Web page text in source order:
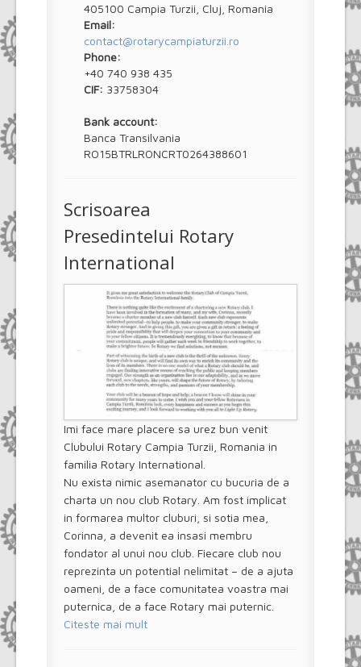
405100 Campia Turzii, Cluj, Romania
Email:
contact@rotarycampiaturzii.ro
Phone:
+40 740 938 435
CIF: 33758304
Bank account:
Banca Transilvania
RO15BTRLRONCRT0264388601
Scrisoarea
Presedintelui Rotary
International
Imi face mare placere sa urez bun venit
Clubului Rotary Campia Turzii, Romania in
familia Rotary International.
Nu exista nimic asemanator cu bucuria de a
charta un nou club Rotary. Am fost implicat
in formarea multor cluburi, si sotia mea,
Corinna, a devenit ea insasi membru
fondator al unui nou club. Fiecare club nou
reprezinta un potential nelimitat – de a ajuta
oameni, de a face comunitatea voastra mai
puternica, de a face Rotary mai puternic.
Citeste mai mult